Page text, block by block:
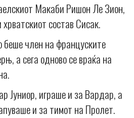
Макаби Ришон Ле Зион,
состав Сисак.
беше член на француските
а сега одново се враќа на
Јуниор, играше и за Вардар, а
и за тимот на Пролет.